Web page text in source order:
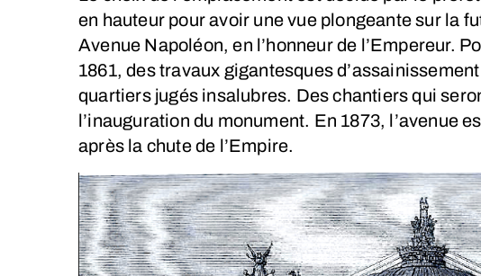
en hauteur pour avoir une vue plongeante sur la
Avenue Napoléon, en l’honneur de l’Empereur.
1861, des travaux gigantesques
quartiers jugés insalubres. Des chantiers qui
l’inauguration du monument. En 1873, l’avenue
après la chute de l’Empire.